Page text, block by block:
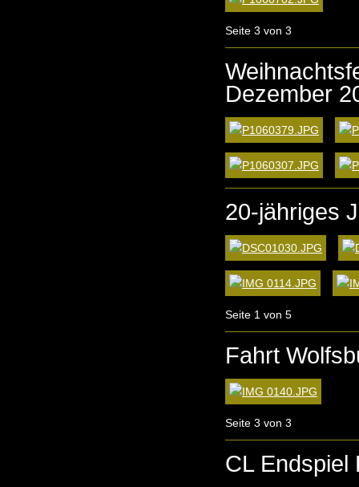
Seite 3 von 3
Dezember
20-jähriges
Seite 1 von 5
Fahrt
Seite 3 von 3
CL Endspiel